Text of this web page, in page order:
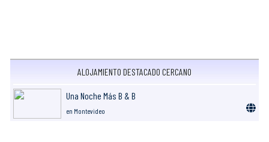
ALOJAMIENTO DESTACADO CERCANO
Una Noche Más B & B
en Montevideo